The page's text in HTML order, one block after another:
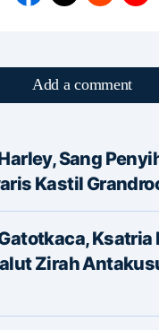
Add a comment
Anda tidak akan
ditandai*
Sang
Kastil
Ksatria
Zirah